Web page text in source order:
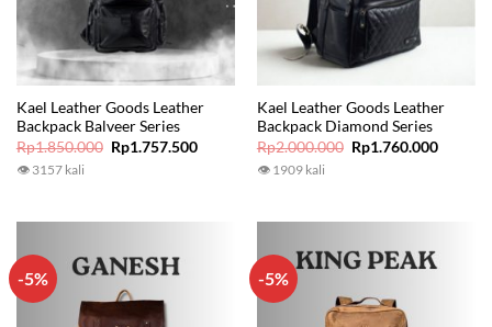
Kael Leather Goods Leather
Backpack Balveer Series
Rp1.850.000 Original
price
Rp1.757.500Current
👁 3157 kali
Kael Leather Goods Leather
Backpack Diamond Series
Rp2.000.000 Original
price
Rp1.760.000Current
👁 1909 kali
-5% -5%